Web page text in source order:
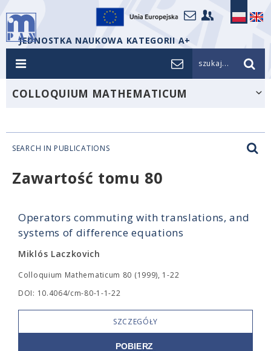
JEDNOSTKA NAUKOWA KATEGORII A+
szukaj...
COLLOQUIUM MATHEMATICUM
SEARCH IN PUBLICATIONS
Zawartość tomu 80
Operators commuting with translations, and
systems of difference equations
Miklós Laczkovich
Colloquium Mathematicum 80 (1999), 1-22
DOI: 10.4064/cm-80-1-1-22
SZCZEGÓŁY